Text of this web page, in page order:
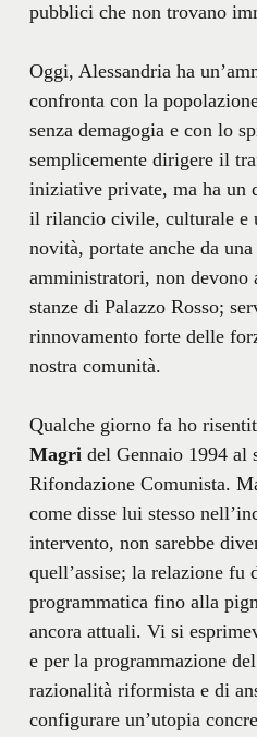
pubblici che non trovano
Oggi, Alessandria ha
confronta con la
senza demagogia e con lo
semplicemente dirigere il
iniziative private, ma ha un
il rilancio civile, culturale e
novità, portate anche da
amministratori, non devono
stanze di Palazzo Rosso;
rinnovamento forte delle
nostra comunità.
Qualche giorno fa ho
Magridel Gennaio 1994 al
Rifondazione Comunista.
come disse lui stesso
intervento, non sarebbe
quell’assise; la relazione fu
programmatica fino alla
ancora attuali. Vi si
e per la programmazione
razionalità riformista e di
configurare un’utopia